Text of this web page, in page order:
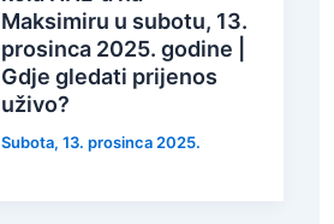
Maksimiru u subotu, 13.
prosinca 2025. godine |
Gdje gledati prijenos
uživo?
Subota, 13. prosinca 2025.